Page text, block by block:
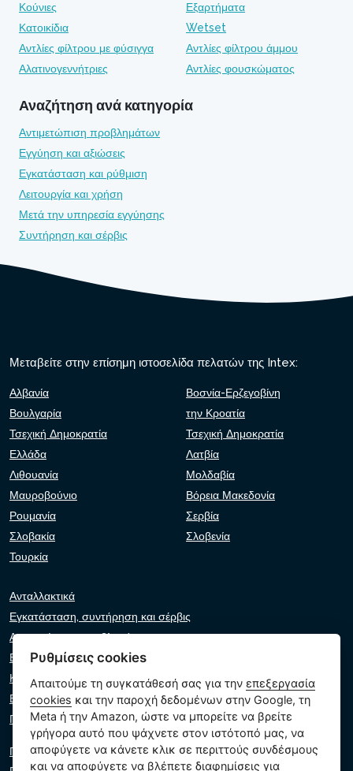
Κούνιες
Εξαρτήματα
Κατοικίδια
Wetset
Αντλίες φίλτρου με φύσιγγα
Αντλίες φίλτρου άμμου
Αλατινογεννήτριες
Αντλίες φουσκώματος
Αναζήτηση ανά κατηγορία
Αντιμετώπιση προβλημάτων
Εγγύηση και αξιώσεις
Εγκατάσταση και ρύθμιση
Λειτουργία και χρήση
Μετά την υπηρεσία εγγύησης
Συντήρηση και σέρβις
Μεταβείτε στην επίσημη ιστοσελίδα πελατών της Intex:
Αλβανία
Βοσνία-Ερζεγοβίνη
Βουλγαρία
την Κροατία
Τσεχική Δημοκρατία
Τσεχική Δημοκρατία
Ελλάδα
Λατβία
Λιθουανία
Μολδαβία
Μαυροβούνιο
Βόρεια Μακεδονία
Ρουμανία
Σερβία
Σλοβακία
Σλοβενία
Τουρκία
Ανταλλακτικά
Εγκατάσταση, συντήρηση και σέρβις
Αντιμετώπιση προβλημάτων
Εγγυήσεις και αξιώσεις
Κατάλογος λιανοπωλητών
Εικονικός βοηθός
Γράψτε μας
Πολιτική απορρήτου
Ρυθμίσεις cookies
Απαιτούμε τη συγκατάθεσή σας για τηνεπεξεργασία
cookies και την παροχή δεδομένων στην Google, τη
Meta ή την Amazon, ώστε να μπορείτε να βρείτε
γρήγορα αυτό που ψάχνετε στον ιστότοπό μας, να
αποφύγετε να κάνετε κλικ σε περιττούς συνδέσμους
και να αποφύγετε να βλέπετε διαφημίσεις για